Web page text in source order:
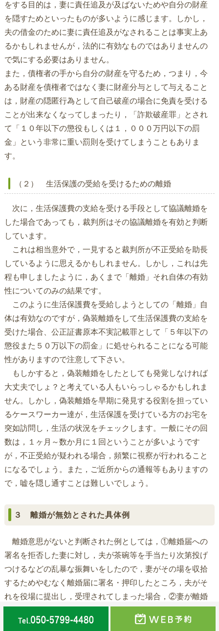
をする目的は，妻に責任追及が及ばないためや自分の財産
を隠すためといったものが多いように感じます。しかし，
夫の借金のために妻に責任追及がなされることは事実上あ
るかもしれませんが，法的に有効なものではありませんの
で気にする必要はありません。
また，債権者の手から自分の財産を守るため，つまり，今
ある財産を債権者ではなく妻に財産分与として与えること
は，財産の隠匿行為として自己破産の場合に免責を受ける
ことが出来なくなってしまったり，「詐欺破産罪」とされ
て「１０年以下の懲役もしくは１，０００万円以下の罰
金」という非常に重い罰則を受けてしまうこともありま
す。
（２） 生活保護の受給を受けるための離婚
次に，生活保護費の支給を受ける手段として協議離婚を
した場合であっても，裁判所はその協議離婚を有効と判断
しています。
これは相当意外で，一見すると裁判所が不正受給を助長
しているように思えるかもしれません。しかし，これは先
程も申しましたように，あくまで「離婚」それ自体の有効
性についてのみの結果です。
このように生活保護費を受給しようとしての「離婚」自
体は有効なのですが，偽装離婚をして生活保護費の支給を
受けた場合、公正証書原本不実記載罪として「５年以下の
懲役また５０万以下の罰金」に処せられることになる可能
性がありますので注意して下さい。
もしかすると，偽装離婚をしたとしても発覚しなければ
大丈夫でしょ？と考えている人もいらっしゃるかもしれま
せん。しかし，偽装離婚を早期に発見する役割を担ってい
るケースワーカー達が，生活保護を受けている方のお宅を
突如訪問し，生活の状況をチェックします。一般にその回
数は，１ヶ月～数か月に１回ということが多いようです
が，不正受給が疑われる場合，頻繁に視察が行われること
になるでしょう。また，ご近所からの通報等もありますの
で，嘘を隠し通すことは難しいでしょう。
３ 離婚が無効とされた具体例
離婚意思がないと判断された例としては，①離婚届への
署名を拒否した妻に対し，夫が茶碗等を手当たり次第投げ
つけるなどの乱暴な振舞いをしたので，妻がその場を収拾
するためやむなく離婚届に署名・押印したところ，夫がそ
れを役場に提出し，受理されてしまった場合，②妻が離婚
と口走って離婚届の署名押印を拒んだところ，夫が他人に